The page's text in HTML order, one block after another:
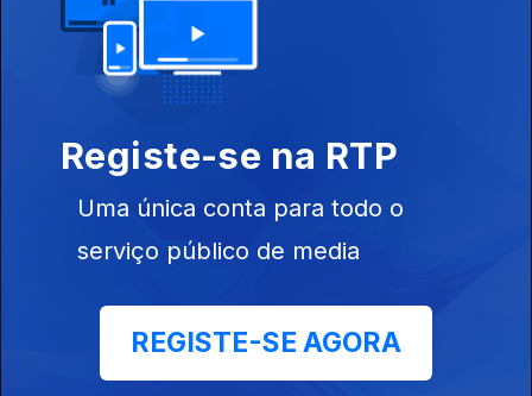
Instale a aplicaçãoRTP Play
Disponível para iOS, Android, Apple TV, Android TV e
Registe-se na RTP
Uma única conta para todo o
serviço público de media
REGISTE-SE AGORA